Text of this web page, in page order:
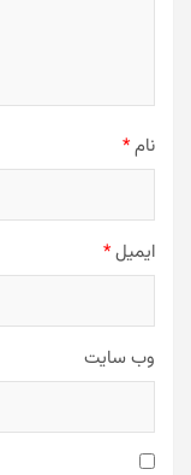
نام*
ایمیل*
وب‌ سایت